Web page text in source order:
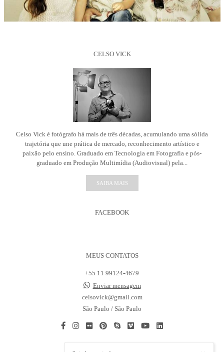
CELSO VICK
Celso Vick é fotógrafo há mais de três décadas, acumulando uma sólida
trajetória que une prática de mercado, reconhecimento artístico e
paixão pelo ensino. Graduado em Tecnologia em Fotografia e pós-
graduado em Produção Multimídia (Audiovisual) pela...
SAIBA MAIS
FACEBOOK
MEUS CONTATOS
+55 11 99124-4679
Enviar mensagem
celsovick@gmail.com
São Paulo / São Paulo